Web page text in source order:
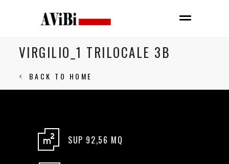
VIRGILIO_1 TRILOCALE 3B
BACK TO HOME
SUP 92,56 MQ